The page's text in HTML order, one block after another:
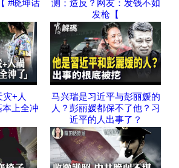
#晓坤话
测；造反？网友：发钱不如
发枪【
+人
本上全冲
马兴瑞是习近平与彭丽媛的
人？彭丽媛都保不了他？习
近平的人出事了？